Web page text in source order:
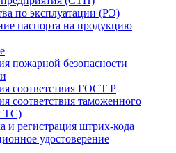
по эксплуатации (РЭ)
паспорта на продукцию
пожарной безопасности
соответствия ГОСТ Р
соответствия таможенного
ТС)
и регистрация штрих-кода
удостоверение